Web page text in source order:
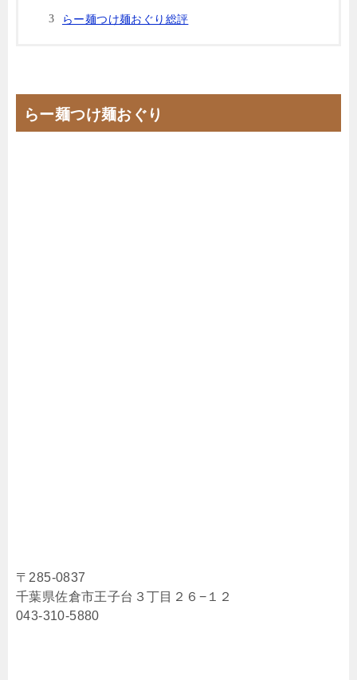
らー麺つけ麺おぐり総評
らー麺つけ麺おぐり
〒285-0837
千葉県佐倉市王子台３丁目２６−１２
043-310-5880